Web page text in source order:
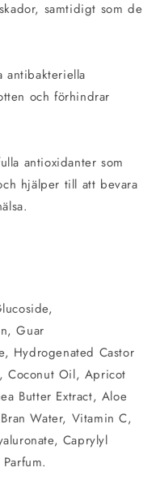
samtidigt som de
antibakteriella
och förhindrar
antioxidanter som
hjälper till att bevara
Guar
Hydrogenated Castor
Coconut Oil, Apricot
Butter Extract, Aloe
Water, Vitamin C,
Caprylyl